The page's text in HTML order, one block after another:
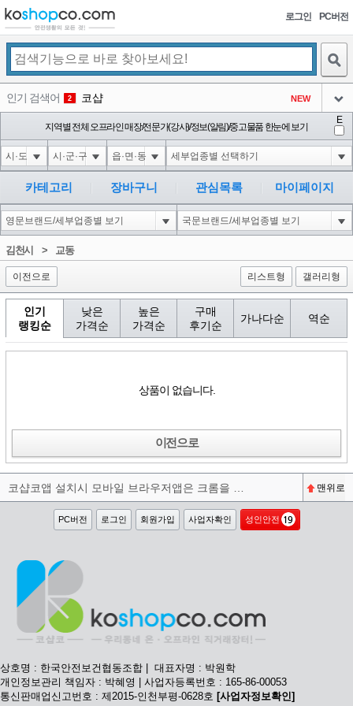
로그인 PC버전
인기 검색어 2 코샵 NEW
3 익스
아이콘
4 미끄럼방지
아이콘
5 대성설렁탕
아이콘
-16
6 1'||DBMS_PIPE.RECEIVE_MESSAGE(CHR(98)||CHR(98)||CHR(98),15)||'
아이콘
0
1
지역별 전체 오프라인 매장/전문가(강사)/정보(알림)/중고물품 한눈에 보기
E
카테고리 장바구니 관심목록 마이페이지
김천시 > 교동
이전으로 리스트형 갤러리형
인기
랭킹순
낮은
가격순
높은
가격순
구매
후기순
가나다순 역순
상품이 없습니다.
이전으로
맨위로
PC버전 로그인 회원가입 사업자확인 성인안전
상호명 : 한국안전보건협동조합 | 대표자명 : 박원학
개인정보관리 책임자 : 박혜영 | 사업자등록번호 : 165-86-00053
통신판매업신고번호 : 제2015-인천부평-0628호 [사업자정보확인]